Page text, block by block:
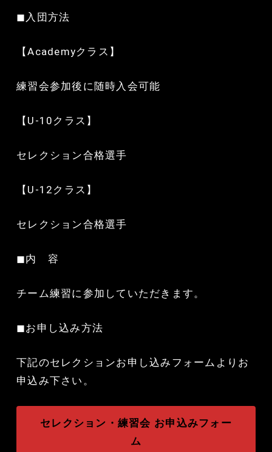
◼︎入団方法
【Academyクラス】
練習会参加後に随時入会可能
【U-10クラス】
セレクション合格選手
【U-12クラス】
セレクション合格選手
◼︎内 容
チーム練習に参加していただきます。
◼︎お申し込み方法
下記のセレクションお申し込みフォームよりお
申込み下さい。
セレクション・練習会 お申込みフォー
ム